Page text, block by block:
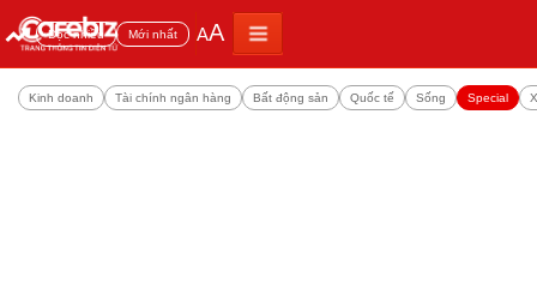
Đọc nhiều Mới nhất AA
Kinh doanh Tài chính ngân hàng Bất động sản Quốc tế Sống Special